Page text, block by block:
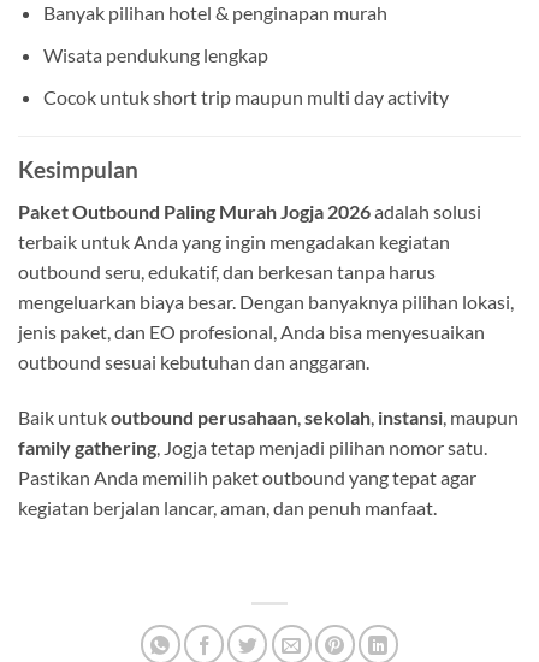
Banyak pilihan hotel & penginapan murah
Wisata pendukung lengkap
Cocok untuk short trip maupun multi day activity
Kesimpulan
Paket Outbound Paling Murah Jogja 2026adalah solusi
terbaik untuk Anda yang ingin mengadakan kegiatan
outbound seru, edukatif, dan berkesan tanpa harus
mengeluarkan biaya besar. Dengan banyaknya pilihan lokasi,
jenis paket, dan EO profesional, Anda bisa menyesuaikan
outbound sesuai kebutuhan dan anggaran.
Baik untukoutbound perusahaan sekolah instansi , maupun
family gathering , Jogja tetap menjadi pilihan nomor satu.
Pastikan Anda memilih paket outbound yang tepat agar
kegiatan berjalan lancar, aman, dan penuh manfaat.